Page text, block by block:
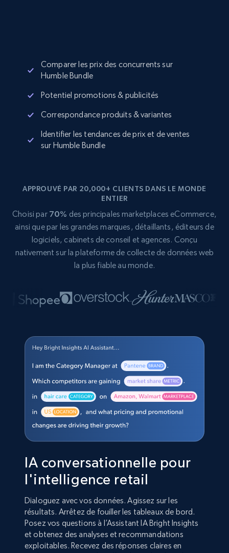
Comparer les prix des concurrents sur
Humble Bundle
Potentiel promotions & publicités
Correspondance produits & variantes
Identifier les tendances de prix et de ventes
sur Humble Bundle
APPROUVÉ PAR 20,000+ CLIENTS DANS LE MONDE
ENTIER
Choisi par 70% des principales marketplaces eCommerce,
ainsi que par les grandes marques, détaillants, éditeurs de
logiciels, cabinets de conseil et agences. Conçu
nativement sur la plateforme de collecte de données web
la plus fiable au monde.
IA conversationnelle pour
l'intelligence retail
Dialoguez avec vos données. Agissez sur les
résultats. Arrêtez de fouiller les tableaux de bord.
Posez vos questions à l’Assistant IA Bright Insights
et obtenez des analyses et recommandations
exploitables. Recevez des réponses claires en